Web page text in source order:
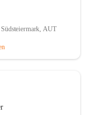
AUT